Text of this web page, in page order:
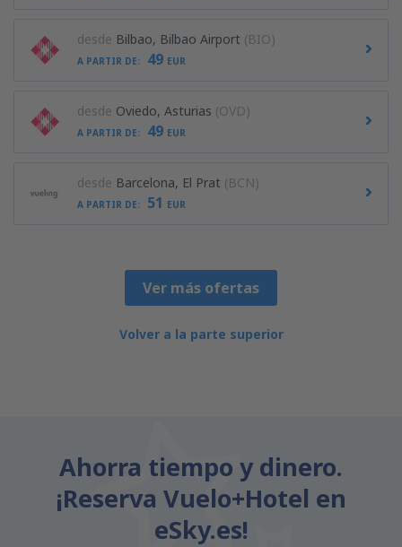
desde Bilbao, Bilbao Airport (BIO)
A PARTIR DE: 49 EUR
desde Oviedo, Asturias (OVD)
A PARTIR DE: 49 EUR
desde Barcelona, El Prat (BCN)
A PARTIR DE: 51 EUR
Ver más ofertas
Volver a la parte superior
Ahorra tiempo y dinero.
¡Reserva Vuelo+Hotel en
eSky.es!